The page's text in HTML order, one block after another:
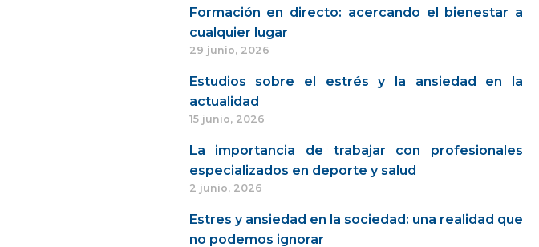
Formación en directo: acercando el bienestar a
cualquier lugar
29 junio, 2026
Estudios sobre el estrés y la ansiedad en la
actualidad
15 junio, 2026
La importancia de trabajar con profesionales
especializados en deporte y salud
2 junio, 2026
Estres y ansiedad en la sociedad: una realidad que
no podemos ignorar